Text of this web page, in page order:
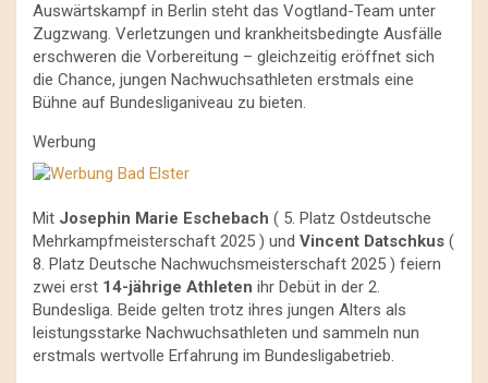
Auswärtskampf in Berlin steht das Vogtland-Team unter
Zugzwang. Verletzungen und krankheitsbedingte Ausfälle
erschweren die Vorbereitung – gleichzeitig eröffnet sich
die Chance, jungen Nachwuchsathleten erstmals eine
Bühne auf Bundesliganiveau zu bieten.
Werbung
Mit Josephin Marie Eschebach ( 5. Platz Ostdeutsche
Mehrkampfmeisterschaft 2025 ) und Vincent Datschkus (
8. Platz Deutsche Nachwuchsmeisterschaft 2025 ) feiern
zwei erst 14-jährige Athleten ihr Debüt in der 2.
Bundesliga. Beide gelten trotz ihres jungen Alters als
leistungsstarke Nachwuchsathleten und sammeln nun
erstmals wertvolle Erfahrung im Bundesligabetrieb.